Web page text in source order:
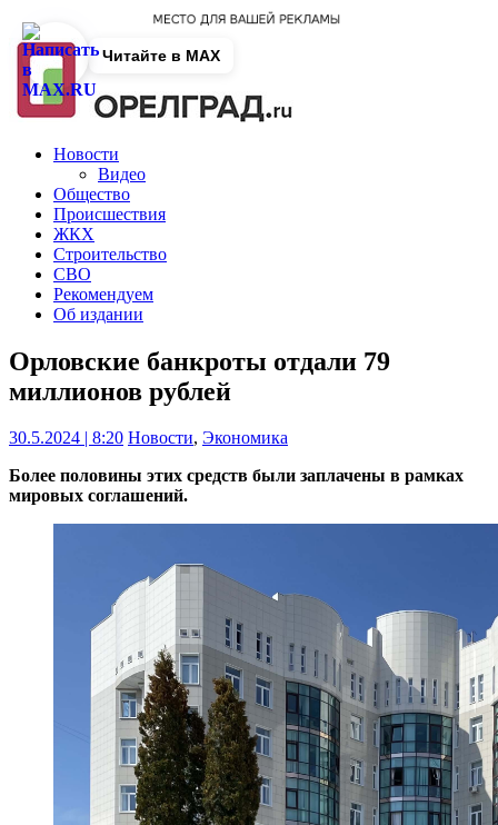
Новости
Видео
Общество
Происшествия
ЖКХ
Строительство
СВО
Рекомендуем
Об издании
Орловские банкроты отдали 79
миллионов рублей
30.5.2024 | 8:20 Новости, Экономика
Более половины этих средств были заплачены в рамках
мировых соглашений.
Читайте в MAX